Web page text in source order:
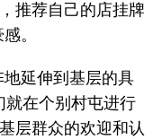
推荐自己的店挂牌
。
延伸到基层的具
就在个别村屯进行
层群众的欢迎和认